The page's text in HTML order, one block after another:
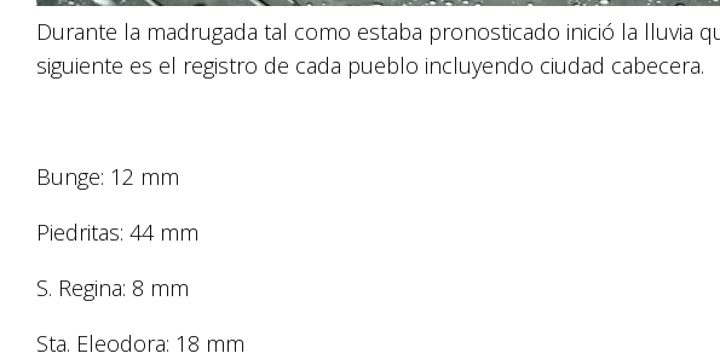
Durante la madrugada tal como estaba pronosticado inició la lluvia
siguiente es el registro de cada pueblo incluyendo ciudad cabecera.
Bunge: 12 mm
Piedritas: 44 mm
S. Regina: 8 mm
Sta. Eleodora: 18 mm